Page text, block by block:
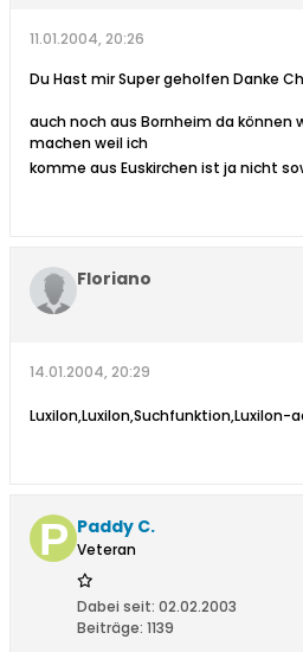
11.01.2004, 20:26
Du Hast mir Super geholfen Danke
auch noch aus Bornheim da können
machen weil ich
komme aus Euskirchen ist ja nicht
Floriano
14.01.2004, 20:29
Luxilon,Luxilon,Suchfunktion,Luxilon-
Paddy C.
Veteran
Dabei seit: 02.02.2003
Beiträge: 1139